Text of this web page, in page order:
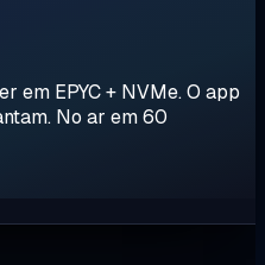
em EPYC + NVMe. O app
No ar em 60